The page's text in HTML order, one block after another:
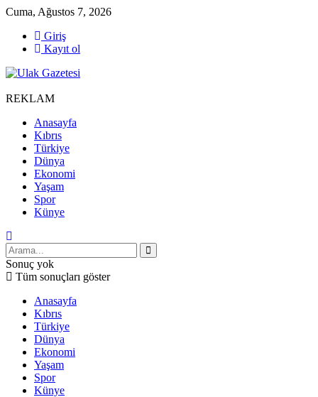
Cuma, Ağustos 7, 2026
Giriş
Kayıt ol
REKLAM
Anasayfa
Kıbrıs
Türkiye
Dünya
Ekonomi
Yaşam
Spor
Künye
Sonuç yok
Tüm sonuçları göster
Anasayfa
Kıbrıs
Türkiye
Dünya
Ekonomi
Yaşam
Spor
Künye